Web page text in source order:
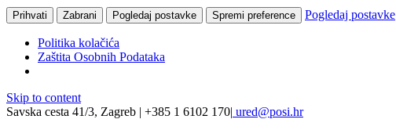
Prihvati Zabrani Pogledaj postavke Spremi preference Pogledaj postavke
Politika kolačića
Zaštita Osobnih Podataka
Skip to content
Savska cesta 41/3, Zagreb | +385 1 6102 170| ured@posi.hr